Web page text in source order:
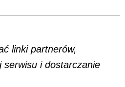
linki partnerów,
serwisu i dostarczanie